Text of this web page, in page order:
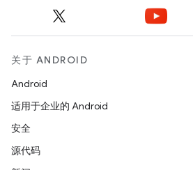
关于 ANDROID
Android
适用于企业的 Android
安全
源代码